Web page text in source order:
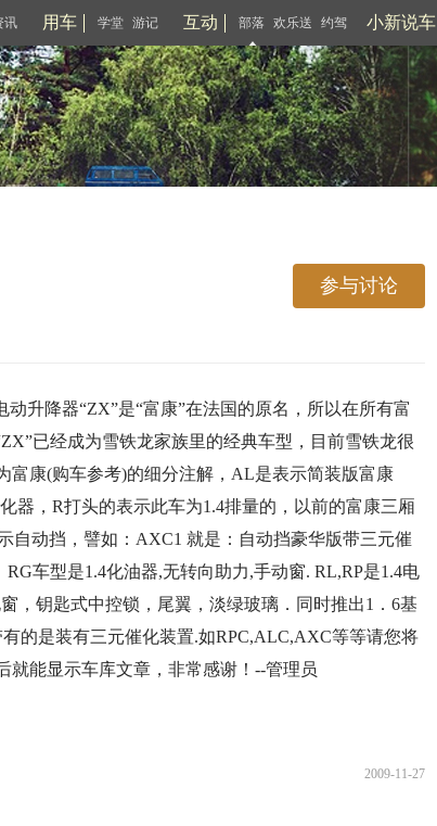
讯 用车 学堂 游记 互动 部落 欢乐送 约驾 小新说车
参与讨论
升降器“ZX”是“富康”在法国的原名，所以在所有富
已经成为雪铁龙家族里的经典车型，目前雪铁龙很
富康(购车参考)的细分注解，AL是表示简装版富康
器，R打头的表示此车为1.4排量的，以前的富康三厢
自动挡，譬如：AXC1 就是：自动挡豪华版带三元催
车型是1.4化油器,无转向助力,手动窗. RL,RP是1.4电
，钥匙式中控锁，尾翼，淡绿玻璃．同时推出1．6基
的是装有三元催化装置.如RPC,ALC,AXC等等请您将
就能显示车库文章，非常感谢！--管理员
2009-11-27